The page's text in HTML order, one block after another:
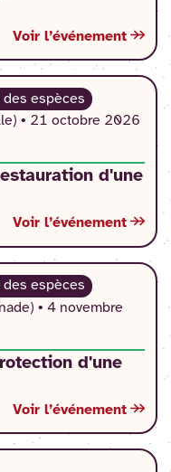
Voir l’événement
espèces
• 21 octobre 2026
d'une
Voir l’événement
espèces
•4 novembre
d'une
Voir l’événement